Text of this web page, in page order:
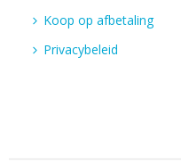
Koop op afbetaling
Privacybeleid